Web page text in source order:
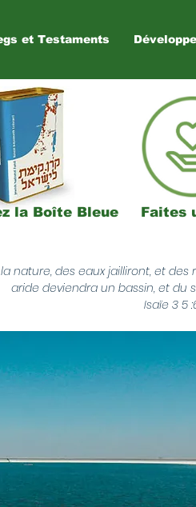
et Testaments
la Boîte Bleue Faites
la nature, des eaux jailliront, et
aride deviendra un bassin, et du
Isaïe 3 5